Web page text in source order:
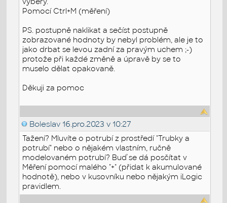
Pomocí Ctrl+M (měření)
PS. postupně naklikat a sečíst postupně
zobrazované hodnoty by nebyl problém, ale je to
jako drbat se levou zadní za pravým uchem ;-)
protože při každé změně a úpravě by se to
muselo dělat opakovaně.
Děkuji za pomoc
Boleslav 16.pro.2023 v 10:27
Tažení? Mluvíte o potrubí z prostředí "Trubky a
potrubí" nebo o nějakém vlastním, ručně
modelovaném potrubí? Buď se dá posčítat v
Měření pomocí malého "+" (přidat k akumulované
hodnotě), nebo v kusovníku nebo nějakým iLogic
pravidlem.